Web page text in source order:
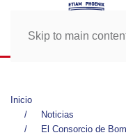
Skip to main
Inicio
Noticias
El Consorcio de